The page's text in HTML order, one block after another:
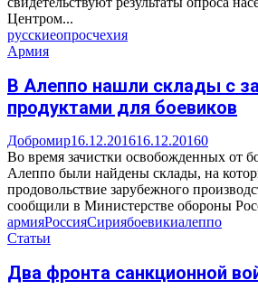
Центром...
русскиеопросчехия
Армия
В Алеппо нашли склады с
продуктами для боевиков
Добромир16.12.201616.12.20160
Во время зачистки освобожденных от
Алеппо были найдены склады, на
продовольствие зарубежного
сообщили в Министерстве обороны
армияРоссияСириябоевикиалеппо
Статьи
Два фронта санкционной